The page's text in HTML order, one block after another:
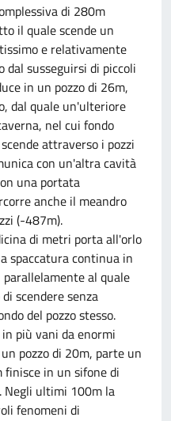
di 280m
il quale scende un
e relativamente
susseguirsi di piccoli
in un pozzo di 26m,
dal quale un'ulteriore
nel cui fondo
attraverso i pozzi
con un'altra cavità
una portata
anche il meandro
(-487m).
di metri porta all'orlo
spaccatura continua in
parallelamente al quale
scendere senza
del pozzo stesso.
più vani da enormi
pozzo di 20m, parte un
finisce in un sifone di
Negli ultimi 100m la
fenomeni di